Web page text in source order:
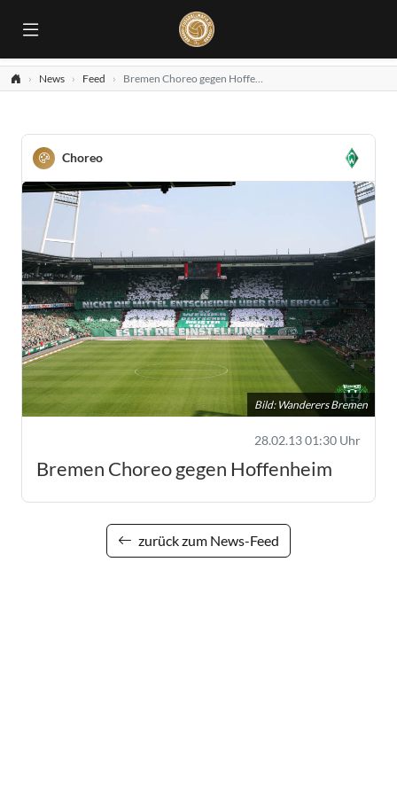
News Feed Bremen Choreo gegen Hoffenheim
Choreo
Bild: Wanderers Bremen
28.02.13 01:30 Uhr
Bremen Choreo gegen Hoffenheim
zurück zum News-Feed